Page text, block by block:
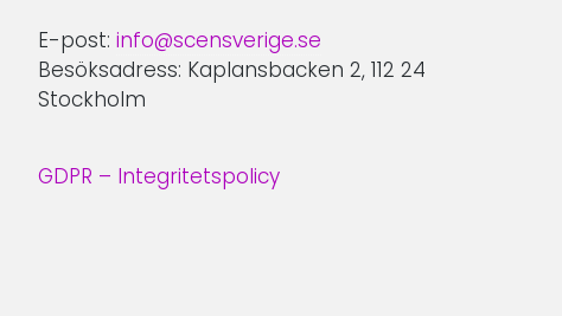
E-post: info@scensverige.se
Besöksadress: Kaplansbacken 2, 112 24
Stockholm
GDPR – Integritetspolicy